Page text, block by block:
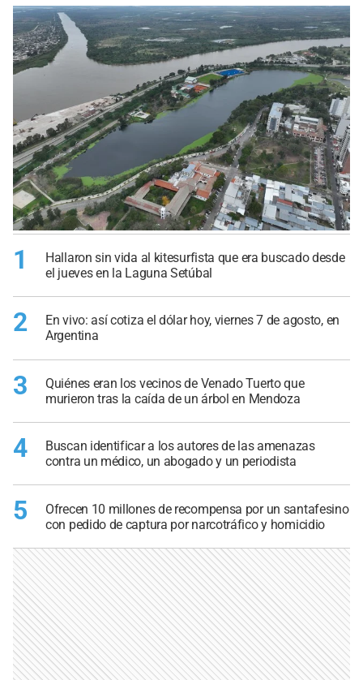
1
Hallaron sin vida al kitesurfista que era buscado desde
el jueves en la Laguna Setúbal
2
En vivo: así cotiza el dólar hoy, viernes 7 de agosto, en
Argentina
3
Quiénes eran los vecinos de Venado Tuerto que
murieron tras la caída de un árbol en Mendoza
4
Buscan identificar a los autores de las amenazas
contra un médico, un abogado y un periodista
5
Ofrecen 10 millones de recompensa por un santafesino
con pedido de captura por narcotráfico y homicidio